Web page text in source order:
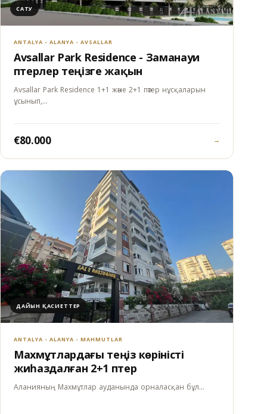
САТУ
ANTALYA - ALANYA - AVSALLAR
Avsallar Park Residence - Заманауи
пәтерлер теңізге жақын
Avsallar Park Residence 1+1 және 2+1 пәтер нұсқаларын
ұсынып,…
€80.000 →
ДАЙЫН ҚАСИЕТТЕР
ANTALYA - ALANYA - MAHMUTLAR
Махмұтлардағы теңіз көріністі
жиһаздалған 2+1 пәтер
Аланияның Махмұтлар ауданында орналасқан бұл…